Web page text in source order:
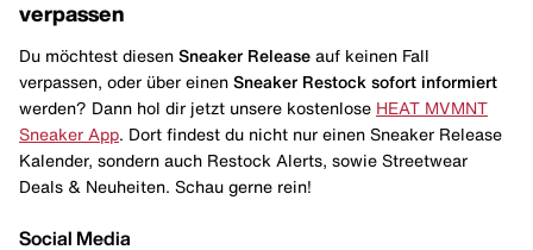
verpassen
Du möchtest diesen Sneaker Release auf keinen Fall
verpassen, oder über einen Sneaker Restock sofort informiert
werden? Dann hol dir jetzt unsere kostenlose HEAT MVMNT
Sneaker App . Dort findest du nicht nur einen Sneaker Release
Kalender, sondern auch Restock Alerts, sowie Streetwear
Deals & Neuheiten. Schau gerne rein!
Social Media